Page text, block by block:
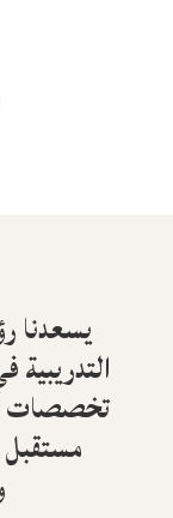
يسعدنا
تخصصات